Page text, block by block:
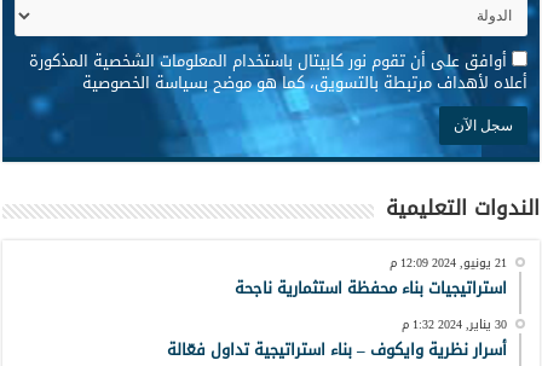
* أوافق على أن تقوم نور كابيتال باستخدام المعلومات الشخصية المذكورة
أعلاه لأهداف مرتبطة بالتسويق، كما هو موضح بسياسة الخصوصية
الندوات التعليمية
21 يونيو, 2024 12:09 م
استراتيجيات بناء محفظة استثمارية ناجحة
30 يناير, 2024 1:32 م
أسرار نظرية وايكوف – بناء استراتيجية تداول فعّالة